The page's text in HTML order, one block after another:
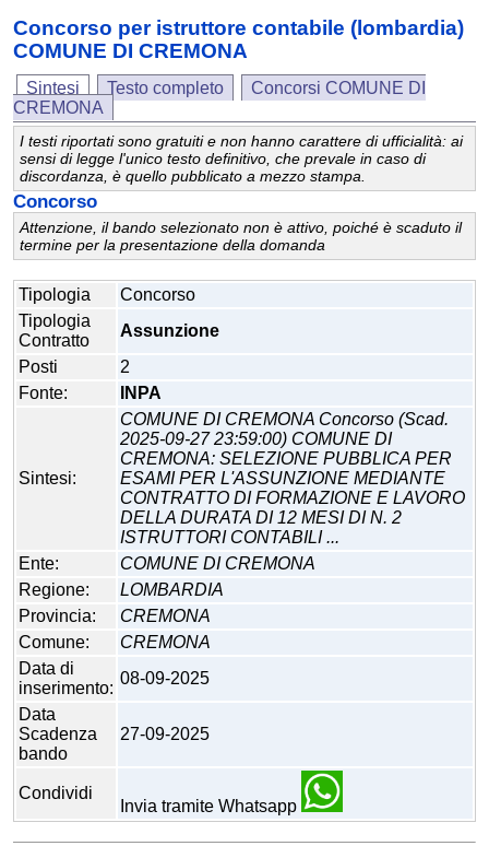
Concorso per istruttore contabile (lombardia)
COMUNE DI CREMONA
Sintesi Testo completo
Concorsi COMUNE DI
CREMONA
I testi riportati sono gratuiti e non hanno carattere di ufficialità: ai
sensi di legge l'unico testo definitivo, che prevale in caso di
discordanza, è quello pubblicato a mezzo stampa.
Concorso
Attenzione, il bando selezionato non è attivo, poiché è scaduto il
termine per la presentazione della domanda
Tipologia
Concorso
Tipologia
Contratto
Assunzione
Posti
2
Fonte:
INPA
Sintesi:
COMUNE DI CREMONA Concorso (Scad.
2025-09-27 23:59:00) COMUNE DI
CREMONA: SELEZIONE PUBBLICA PER
ESAMI PER L'ASSUNZIONE MEDIANTE
CONTRATTO DI FORMAZIONE E LAVORO
DELLA DURATA DI 12 MESI DI N. 2
ISTRUTTORI CONTABILI ...
Ente:
COMUNE DI CREMONA
Regione:
LOMBARDIA
Provincia:
CREMONA
Comune:
CREMONA
Data di
inserimento:
08-09-2025
Data
Scadenza
bando
27-09-2025
Condividi
Invia tramite Whatsapp